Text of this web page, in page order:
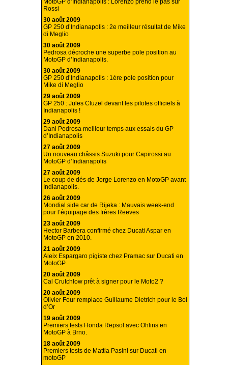
MotoGP d’Indianapolis : Lorenzo prend le pas sur
Rossi
30 août 2009
GP 250 d’Indianapolis : 2e meilleur résultat de Mike
di Meglio
30 août 2009
Pedrosa décroche une superbe pole position au
MotoGP d’Indianapolis.
30 août 2009
GP 250 d’Indianapolis : 1ère pole position pour
Mike di Meglio
29 août 2009
GP 250 : Jules Cluzel devant les pilotes officiels à
Indianapolis !
29 août 2009
Dani Pedrosa meilleur temps aux essais du GP
d’Indianapolis
27 août 2009
Un nouveau châssis Suzuki pour Capirossi au
MotoGP d’Indianapolis
27 août 2009
Le coup de dés de Jorge Lorenzo en MotoGP avant
Indianapolis.
26 août 2009
Mondial side car de Rijeka : Mauvais week-end
pour l’équipage des frères Reeves
23 août 2009
Hector Barbera confirmé chez Ducati Aspar en
MotoGP en 2010.
21 août 2009
Aleix Espargaro pigiste chez Pramac sur Ducati en
MotoGP
20 août 2009
Cal Crutchlow prêt à signer pour le Moto2 ?
20 août 2009
Olivier Four remplace Guillaume Dietrich pour le Bol
d’Or
19 août 2009
Premiers tests Honda Repsol avec Ohlins en
MotoGP à Brno.
18 août 2009
Premiers tests de Mattia Pasini sur Ducati en
motoGP